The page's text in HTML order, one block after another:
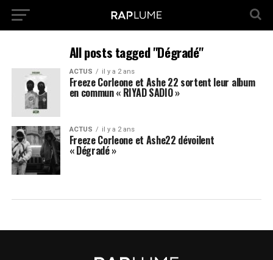
All posts tagged "Dégradé"
ACTUS il y a 2 ans
Freeze Corleone et Ashe 22 sortent leur album
en commun « RIYAD SADIO »
ACTUS il y a 2 ans
Freeze Corleone et Ashe22 dévoilent
« Dégradé »